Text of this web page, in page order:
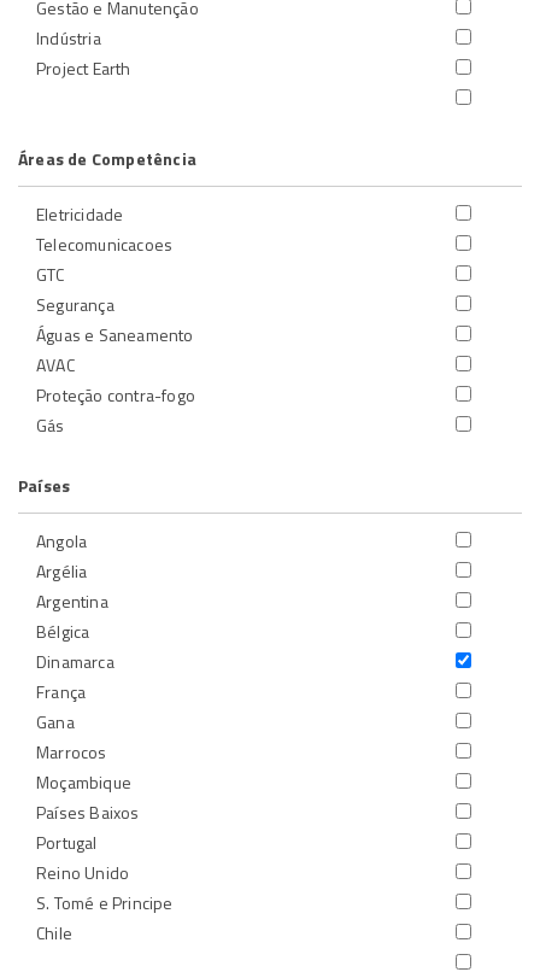
Gestão e Manutenção
Indústria
Project Earth
Áreas de Competência
Eletricidade
Telecomunicacoes
GTC
Segurança
Águas e Saneamento
AVAC
Proteção contra-fogo
Gás
Países
Angola
Argélia
Argentina
Bélgica
Dinamarca
França
Gana
Marrocos
Moçambique
Países Baixos
Portugal
Reino Unido
S. Tomé e Principe
Chile